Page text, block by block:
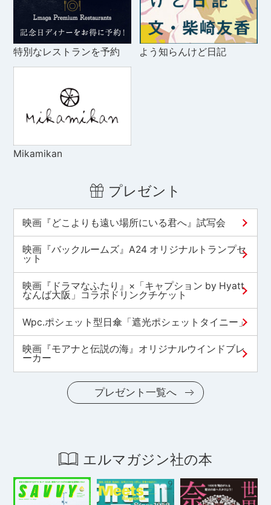
特別なレストランを予約 よう知らんけど日記
Mikamikan
プレゼント
映画『どこよりも遠い場所にいる君へ』試写会
映画『バックルームズ』A24 オリジナルトランプセ
ット
映画『ドラマなふたり』×「キャプション by Hyatt
なんば大阪」コラボドリンクチケット
Wpc.ポシェット型日傘「遮光ポシェットタイニー」
映画『モアナと伝説の海』オリジナルウインドブレ
ーカー
プレゼント一覧へ
エルマガジン社の本